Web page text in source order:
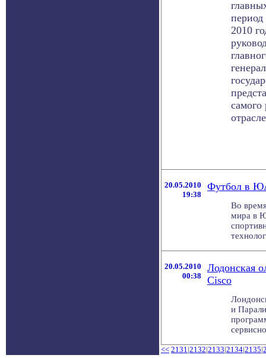
период
2010
самого
20.05.2010
19:38
Футбол в
Во
мира в
20.05.2010
00:38
Лодонская
Cisco
и
<< 2131|2132|2133|2134|2135|